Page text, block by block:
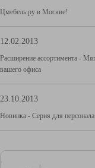
Цмебель.ру в Москве!
12.02.2013
Расширение ассортимента -
вашего офиса
23.10.2013
Новинка - Серия для